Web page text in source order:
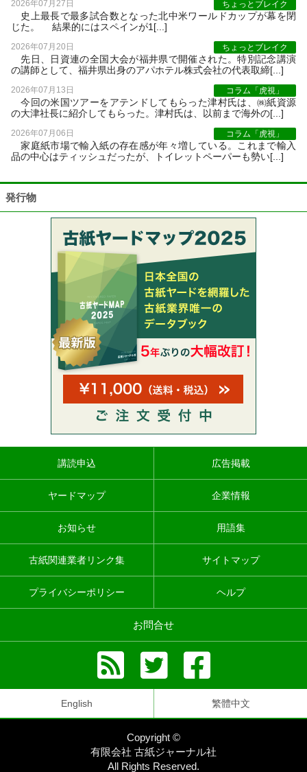
2026年07月27日 ちょっとブレイク
史上最長で最多試合数となった北中米ワールドカップが幕を閉
じた。 結果的にはスペインが1[...]
2026年07月20日 ちょっとブレイク
先日、日資連の全国大会が福井県で開催された。特別記念講演
の講師として、福井県出身のアパホテル株式会社の代表取締[...]
2026年07月13日 コラム「虎視」
今回の米国ツアーをアテンドしてもらった津村氏は、㈱紙資源
の大津社長に紹介してもらった。津村氏は、以前まで海外の[...]
2026年07月06日 コラム「虎視」
家庭紙市場で輸入紙の存在感が年々増している。これまで輸入
品の中心はティッシュだったが、トイレットペーパーも勢い[...]
発行物
講読申込 広告掲載
ヤードマップ 企業情報
お知らせ 用語集
古紙関連業者リンク集 サイトマップ
プライバシーポリシー ヘルプ
お問合せ
English 繁體中文
Copyright ©
有限会社 古紙ジャーナル社
All Rights Reserved.